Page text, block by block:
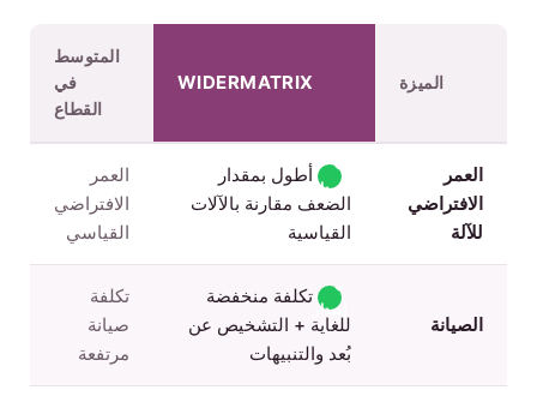
الميزة WIDERMATRIX
المتوسط
في
القطاع
العمر
الافتراضي
للآلة
✓
إصدار
أطول بمقدار
الضعف مقارنة بالآلات
القياسية
العمر
الافتراضي
القياسي
الصيانة
✓
إصدار
تكلفة منخفضة
للغاية + التشخيص عن
بُعد والتنبيهات
تكلفة
صيانة
مرتفعة